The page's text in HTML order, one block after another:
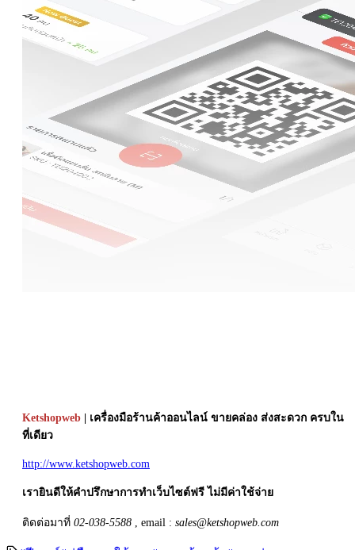
Ketshopweb | เครื่องมือร้านค้าออนไลน์ ขายคล่อง ส่งสะดวก ครบใน
ที่เดียว
http://www.ketshopweb.com
เรายินดีให้คำปรึกษาการทำเว็บไซต์ฟรี ไม่มีค่าใช้จ่าย
ติดต่อมาที่ 02-038-5588 , email : sales@ketshopweb.com